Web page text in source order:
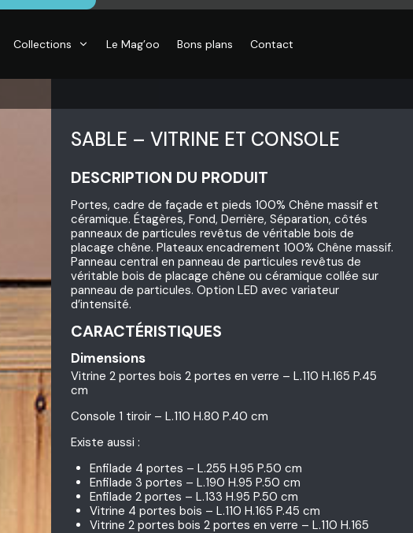
Collections Le Mag’oo Bons plans Contact
SABLE – VITRINE ET CONSOLE
DESCRIPTION DU PRODUIT
Portes, cadre de façade et pieds 100% Chêne massif et
céramique. Étagères, Fond, Derrière, Séparation, côtés
panneaux de particules revêtus de véritable bois de
placage chêne. Plateaux encadrement 100% Chêne massif.
Panneau central en panneau de particules revêtus de
véritable bois de placage chêne ou céramique collée sur
panneau de particules. Option LED avec variateur
d’intensité.
CARACTÉRISTIQUES
Dimensions
Vitrine 2 portes bois 2 portes en verre – L.110 H.165 P.45
cm
Console 1 tiroir – L.110 H.80 P.40 cm
Existe aussi :
Enfilade 4 portes – L.255 H.95 P.50 cm
Enfilade 3 portes – L.190 H.95 P.50 cm
Enfilade 2 portes – L.133 H.95 P.50 cm
Vitrine 4 portes bois – L.110 H.165 P.45 cm
Vitrine 2 portes bois 2 portes en verre – L.110 H.165